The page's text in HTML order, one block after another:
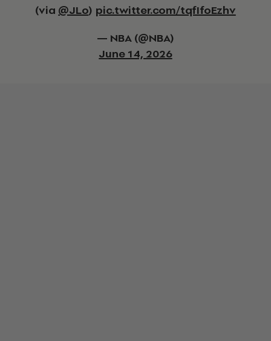
(via @JLo) pic.twitter.com/tqfIfoEzhv
— NBA (@NBA)
June 14, 2026